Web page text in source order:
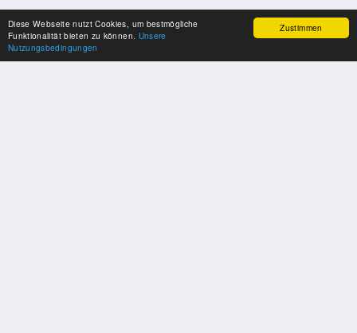
Zustimmen
Diese Webseite nutzt Cookies, um bestmögliche
Funktionalität bieten zu können. Unsere
Nutzungsbedingungen